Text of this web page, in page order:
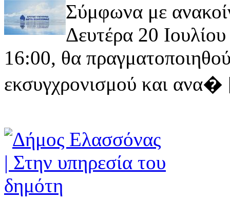
Σύμφωνα με
Δευτέρα 20
16:00, θα
εκσυγχρονισμού και